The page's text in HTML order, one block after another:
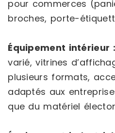
pour commerces
broches, porte-
Équipement intérieur :
varié, vitrines
plusieurs formats,
adaptés aux
que du matériel